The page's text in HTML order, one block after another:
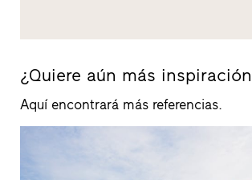
¿Quiere aún más
Aquí encontrará más referencias.